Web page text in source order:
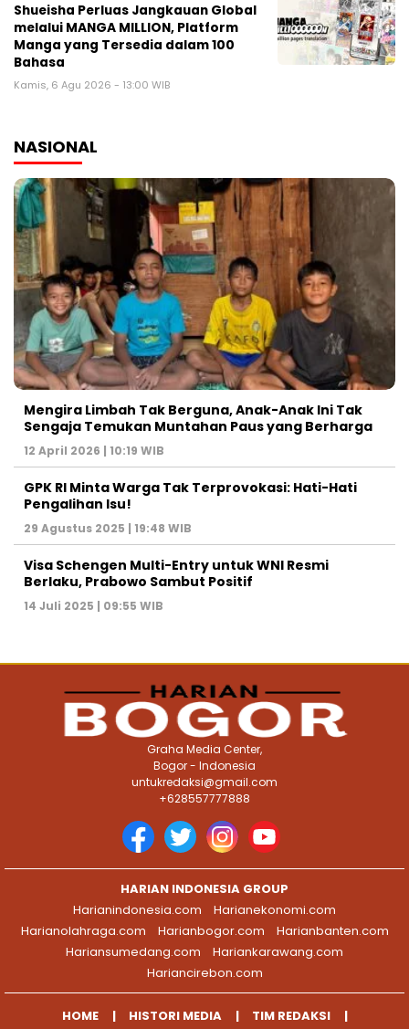
Shueisha Perluas Jangkauan Global
melalui MANGA MILLION, Platform
Manga yang Tersedia dalam 100
Bahasa
Kamis, 6 Agu 2026 - 13:00 WIB
NASIONAL
Mengira Limbah Tak Berguna, Anak-Anak Ini Tak
Sengaja Temukan Muntahan Paus yang Berharga
12 April 2026 | 10:19 WIB
GPK RI Minta Warga Tak Terprovokasi: Hati-Hati
Pengalihan Isu!
29 Agustus 2025 | 19:48 WIB
Visa Schengen Multi-Entry untuk WNI Resmi
Berlaku, Prabowo Sambut Positif
14 Juli 2025 | 09:55 WIB
Graha Media Center,
Bogor - Indonesia
untukredaksi@gmail.com
+628557777888
HARIAN INDONESIA GROUP
Harianindonesia.com
Harianekonomi.com
Harianolahraga.com
Harianbogor.com
Harianbanten.com
Hariansumedang.com
Hariankarawang.com
Hariancirebon.com
HOME HISTORI MEDIA
TIM REDAKSI